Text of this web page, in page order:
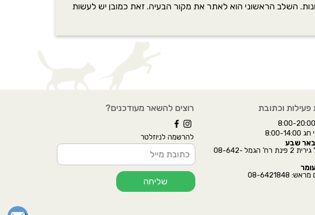
השלב הראשוני הוא לאתר את מקור הבעיה. זאת כמובן יש לעשות
פעילות וכתובת
14:00
באר שבע
משעול גירית 2 פינת רח' הגמל 08-642-
08-6421848
רוצים להשאר מעודכנים?
להרשמה לניוזלטר
שליחה